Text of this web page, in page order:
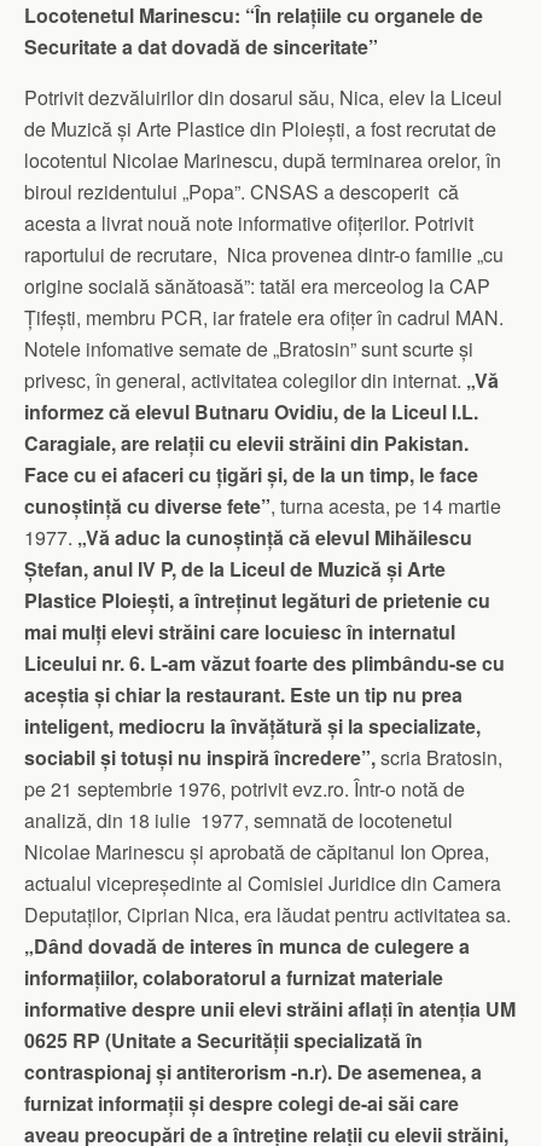
Locotenetul Marinescu: “În relațiile cu organele de
Securitate a dat dovadă de sinceritate”
Potrivit dezvăluirilor din dosarul său, Nica, elev la Liceul
de Muzică și Arte Plastice din Ploiești, a fost recrutat de
locotentul Nicolae Marinescu, după terminarea orelor, în
biroul rezidentului „Popa”. CNSAS a descoperit că
acesta a livrat nouă note informative ofițerilor. Potrivit
raportului de recrutare, Nica provenea dintr-o familie „cu
origine socială sănătoasă”: tatăl era merceolog la CAP
Țifești, membru PCR, iar fratele era ofițer în cadrul MAN.
Notele infomative semate de „Bratosin” sunt scurte și
privesc, în general, activitatea colegilor din internat. „Vă
informez că elevul Butnaru Ovidiu, de la Liceul I.L.
Caragiale, are relații cu elevii străini din Pakistan.
Face cu ei afaceri cu țigări și, de la un timp, le face
cunoștință cu diverse fete”, turna acesta, pe 14 martie
1977. „Vă aduc la cunoștință că elevul Mihăilescu
Ștefan, anul IV P, de la Liceul de Muzică și Arte
Plastice Ploiești, a întreținut legături de prietenie cu
mai mulți elevi străini care locuiesc în internatul
Liceului nr. 6. L-am văzut foarte des plimbându-se cu
aceștia și chiar la restaurant. Este un tip nu prea
inteligent, mediocru la învățătură și la specializate,
sociabil și totuși nu inspiră încredere”,scria Bratosin,
pe 21 septembrie 1976, potrivit evz.ro. Într-o notă de
analiză, din 18 iulie 1977, semnată de locotenetul
Nicolae Marinescu și aprobată de căpitanul Ion Oprea,
actualul vicepreședinte al Comisiei Juridice din Camera
Deputaților, Ciprian Nica, era lăudat pentru activitatea sa.
„Dând dovadă de interes în munca de culegere a
informațiilor, colaboratorul a furnizat materiale
informative despre unii elevi străini aflați în atenția UM
0625 RP (Unitate a Securității specializată în
contraspionaj și antiterorism -n.r). De asemenea, a
furnizat informații și despre colegi de-ai săi care
aveau preocupări de a întreține relații cu elevii străini,